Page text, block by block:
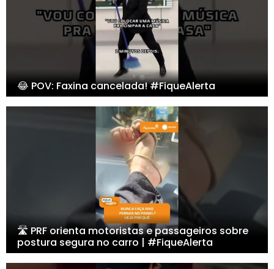
😂 POV: Faxina cancelada! #FiqueAlerta
🛣️ PRF orienta motoristas e passageiros sobre
postura segura no carro | #FiqueAlerta